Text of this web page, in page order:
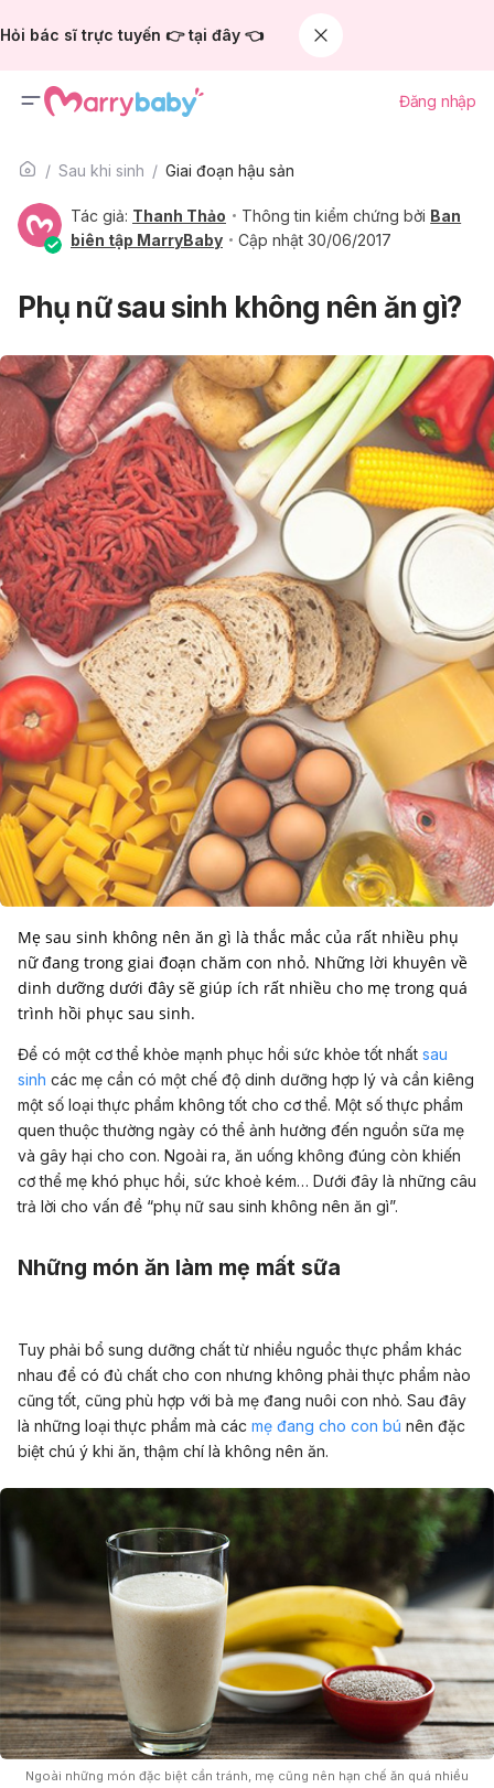
Hỏi bác sĩ trực tuyến 👉 tại đây 👈
Đăng nhập
Sau khi sinh Giai đoạn hậu sản
Tác giả: Thanh Thảo Thông tin kiểm chứng bởi Ban
biên tập MarryBaby
Cập nhật 30/06/2017
Phụ nữ sau sinh không nên ăn gì?
Mẹ sau sinh không nên ăn gì là thắc mắc của rất nhiều phụ
nữ đang trong giai đoạn chăm con nhỏ. Những lời khuyên về
dinh dưỡng dưới đây sẽ giúp ích rất nhiều cho mẹ trong quá
trình hồi phục sau sinh.
Để có một cơ thể khỏe mạnh phục hồi sức khỏe tốt nhất sau
sinh các mẹ cần có một chế độ dinh dưỡng hợp lý và cần kiêng
một số loại thực phẩm không tốt cho cơ thể. Một số thực phẩm
quen thuộc thường ngày có thể ảnh hưởng đến nguồn sữa mẹ
và gây hại cho con. Ngoài ra, ăn uống không đúng còn khiến
cơ thể mẹ khó phục hồi, sức khoẻ kém… Dưới đây là những câu
trả lời cho vấn đề “phụ nữ sau sinh không nên ăn gì”.
Những món ăn làm mẹ mất sữa
Tuy phải bổ sung dưỡng chất từ nhiều nguồc thực phẩm khác
nhau để có đủ chất cho con nhưng không phải thực phẩm nào
cũng tốt, cũng phù hợp với bà mẹ đang nuôi con nhỏ. Sau đây
là những loại thực phẩm mà các mẹ đang cho con bú nên đặc
biệt chú ý khi ăn, thậm chí là không nên ăn.
Ngoài những món đặc biệt cần tránh, mẹ cũng nên hạn chế ăn quá nhiều